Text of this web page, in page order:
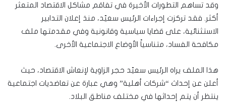
وقد تساهم التطورات الأخيرة في تفاقم مشاكل الاقتصاد المتعثر
أكثر. فقد تركزت إجراءات الرئيس سعيّد، منذ إعلان التدابير
الاستثنائية، على قضايا سياسية وقانونية وفي مقدمتها ملف
مكافحة الفساد، متناسياً الأوضاع الاجتماعية الأخرى.
هذا الملف يراه الرئيس سعيّد حجر الزاوية لإنعاش الاقتصاد، حيث
أعلن عن إحداث “شركات أهلية” وهي عبارة عن تعاضديات اجتماعية
ينتظر أن يتم إحداثها في مختلف مناطق البلاد.